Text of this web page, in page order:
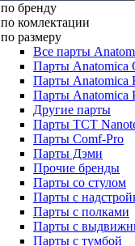
по бренду
по комлектации
по размеру
Все парты
Парты Anatomica
Парты Anatomica
Парты Anatomica
Другие парты
Парты TCT
Парты Comf-Pro
Парты Дэми
Прочие бренды
Парты со стулом
Парты с
Парты с полками
Парты с
Парты с тумбой